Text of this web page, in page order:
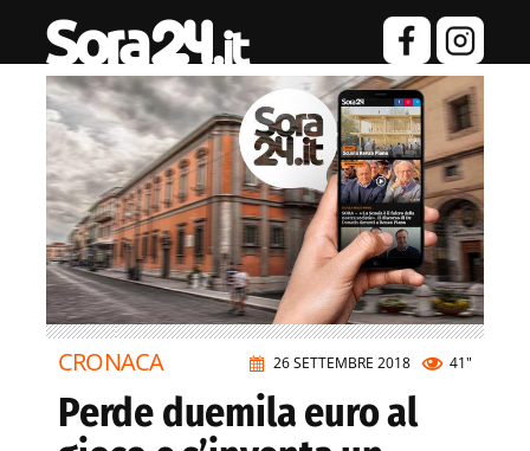
26 SETTEMBRE 2018 41"
CRONACA
Perde duemila euro al